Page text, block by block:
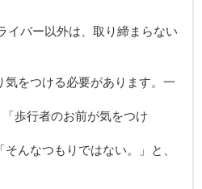
イバー以外は、取り締まらない
気をつける必要があります。一
歩行者のお前が気をつけ
んなつもりではない。」と、